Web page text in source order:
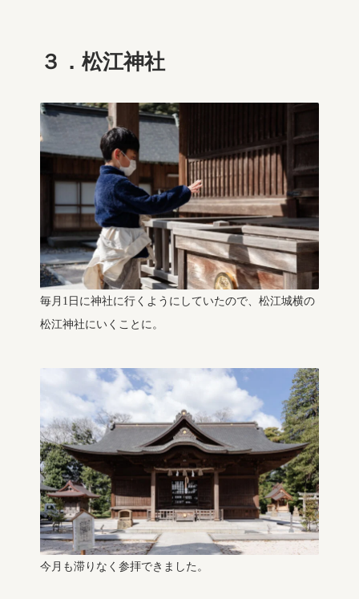
３．松江神社
毎月1日に神社に行くようにしていたので、松江城横の
松江神社にいくことに。
今月も滞りなく参拝できました。